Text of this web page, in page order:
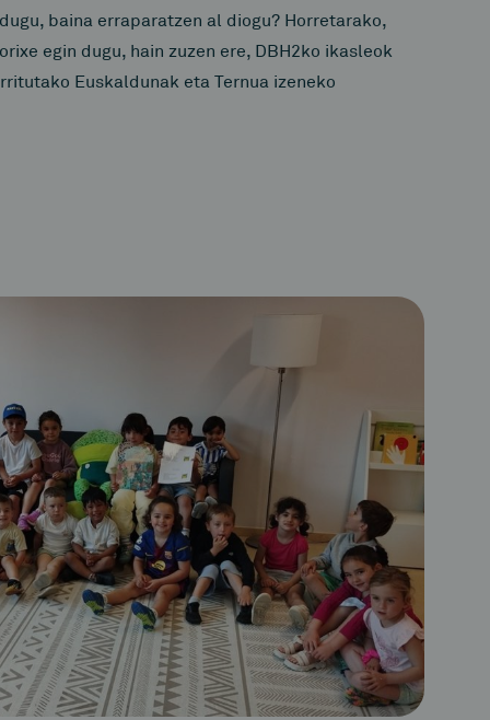
baina erraparatzen al diogu? Horretarako,
egin dugu, hain zuzen ere, DBH2ko ikasleok
Euskaldunak eta Ternua izeneko